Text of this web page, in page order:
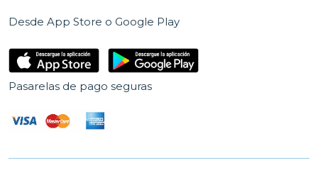
Desde App Store o Google Play
Pasarelas de pago seguras